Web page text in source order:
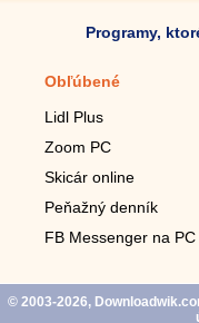
Programy,
Obľúbené
Lidl Plus
Zoom PC
Skicár online
Peňažný denník
FB Messenger na PC
© 2003-2026,